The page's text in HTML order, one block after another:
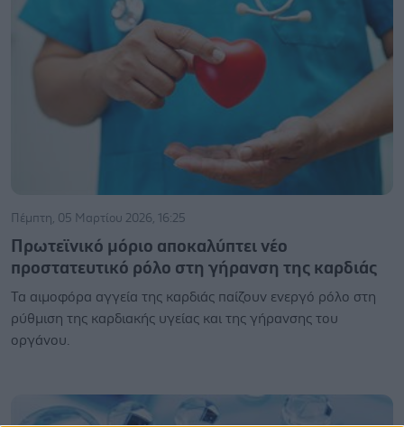
Πέμπτη, 05 Μαρτίου 2026, 16:25
Πρωτεϊνικό μόριο αποκαλύπτει νέο
προστατευτικό ρόλο στη γήρανση της καρδιάς
Τα αιμοφόρα αγγεία της καρδιάς παίζουν ενεργό ρόλο στη
ρύθμιση της καρδιακής υγείας και της γήρανσης του
οργάνου.